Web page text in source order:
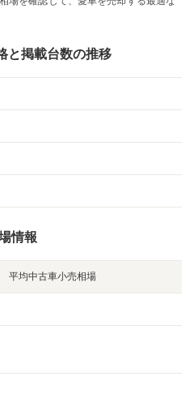
と掲載台数の推移
情報
平均中古車小売相場